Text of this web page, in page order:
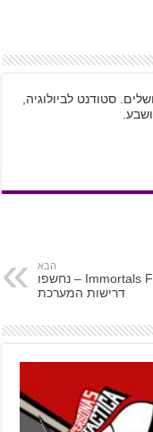
סטודנט לביולוגיה,
הבא
Immortals Fenyx Rising – נחשפו
דרישות המערכת